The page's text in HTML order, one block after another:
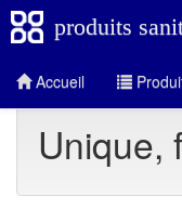
produits
Accueil
Unique,